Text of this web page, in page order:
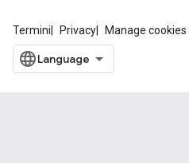
Termini Privacy Manage cookies